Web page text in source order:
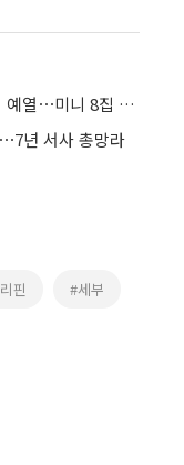
투모로우바이투게더, 재계약 후 첫 컴백 예열⋯미니 8집 스케줄러 공개
년 서사 총망라
핀 #세부